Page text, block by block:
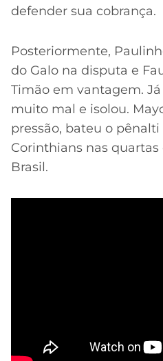
defender sua cobrança.
Posteriormente,
do Galo na disputa e
Timão em vantagem.
muito mal e isolou.
pressão, bateu o
Corinthians nas
Brasil.